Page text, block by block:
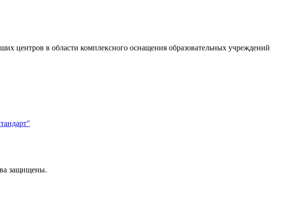
центров в области комплексного оснащения образовательных учреждений
защищены.